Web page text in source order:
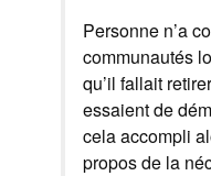
Personne n’a
communautés
qu’il fallait
essaient de
cela accompli
propos de la